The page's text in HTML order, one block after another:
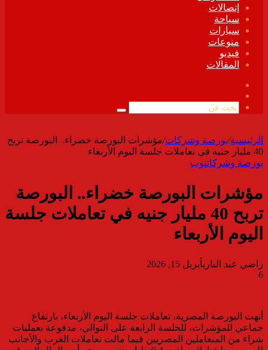
إتصالات
سياحة
سيارات
منوعات
فيديو
المقالات
الموقع
بحث
الرئيسية/بورصة وشركات/مؤشرات البورصة خضراء.. البورصة تربح
40 مليار جنيه في تعاملات جلسة اليوم الأربعاء
بورصة وشركاتتوب
مؤشرات البورصة خضراء.. البورصة
تربح 40 مليار جنيه في تعاملات جلسة
اليوم الأربعاء
راضي عبد الباريأبريل 15, 2026
6
أنهت البورصة المصرية، تعاملات جلسة اليوم الأربعاء، بارتفاع
جماعي للمؤشرات، للجلسة الرابعة على التوالي، مدفوعة بعمليات
شراء من المتعاملين المصريين فيما مالت تعاملات العرب والأجانب